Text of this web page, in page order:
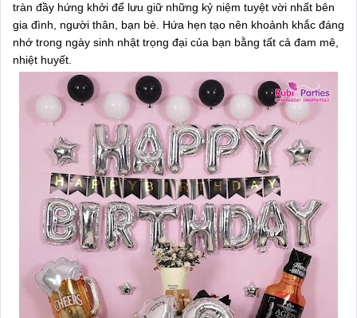
tràn đầy hứng khởi để lưu giữ những kỷ niệm tuyệt vời nhất bên
gia đình, người thân, bạn bè. Hứa hẹn tạo nên khoảnh khắc đáng
nhớ trong ngày sinh nhật trọng đại của bạn bằng tất cả đam mê,
nhiệt huyết.